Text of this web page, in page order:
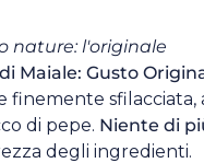
nature: l'originale
Maiale: Gusto
finemente
di pepe. Niente di
degli ingredienti.